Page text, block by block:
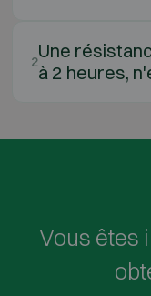
2Une
à 2 heures,
Vous êtes